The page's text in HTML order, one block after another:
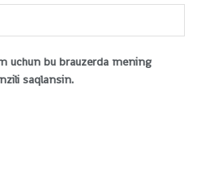
uchun bu brauzerda mening
saqlansin.